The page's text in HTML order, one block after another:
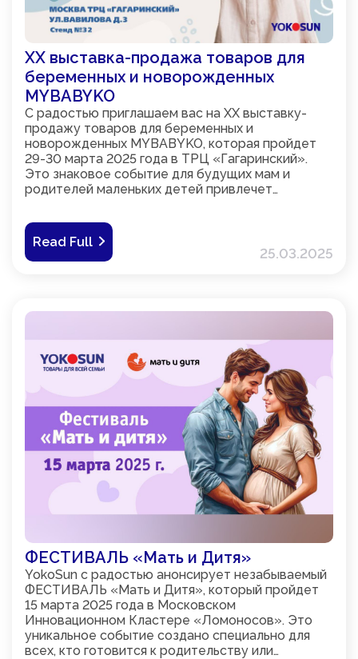
XХ выставка-продажа товаров для
беременных и новорожденных
MYBABYKO
С радостью приглашаем вас на XХ выставку-
продажу товаров для беременных и
новорожденных MYBABYKO, которая пройдет
29-30 марта 2025 года в ТРЦ «Гагаринский».
Это знаковое событие для будущих мам и
родителей маленьких детей привлечет
комфорте своих малышей.
Read Full
25.03.2025
ФЕСТИВАЛЬ «Мать и Дитя»
YokoSun с радостью анонсирует незабываемый
ФЕСТИВАЛЬ «Мать и Дитя», который пройдет
15 марта 2025 года в Московском
Инновационном Кластере «Ломоносов». Это
уникальное событие создано специально для
всех, кто готовится к родительству или